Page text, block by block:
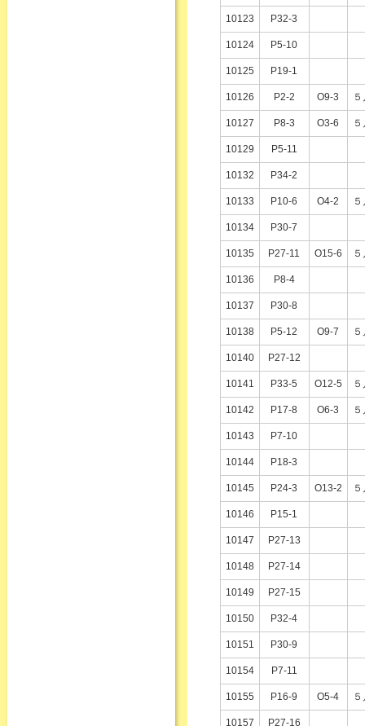
10123 P32-3
10124 P5-10
10125 P19-1
10126 P2-2 O9-3
10127 P8-3 O3-6
10129 P5-11
10132 P34-2
10133 P10-6 O4-2
10134 P30-7
10135 P27-11 O15-6
10136 P8-4
10137 P30-8
10138 P5-12 O9-7
10140 P27-12
10141 P33-5 O12-5
10142 P17-8 O6-3
10143 P7-10
10144 P18-3
10145 P24-3 O13-2
10146 P15-1
10147 P27-13
10148 P27-14
10149 P27-15
10150 P32-4
10151 P30-9
10154 P7-11
10155 P16-9 O5-4
10157 P27-16